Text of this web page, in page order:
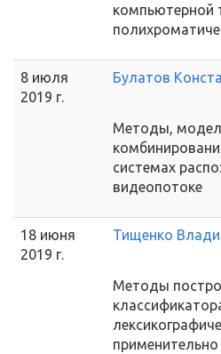
компьютерной
8 июля
2019 г.
Булатов
Методы,
системах
видеопотоке
18 июня
2019 г.
Тищенко
Методы